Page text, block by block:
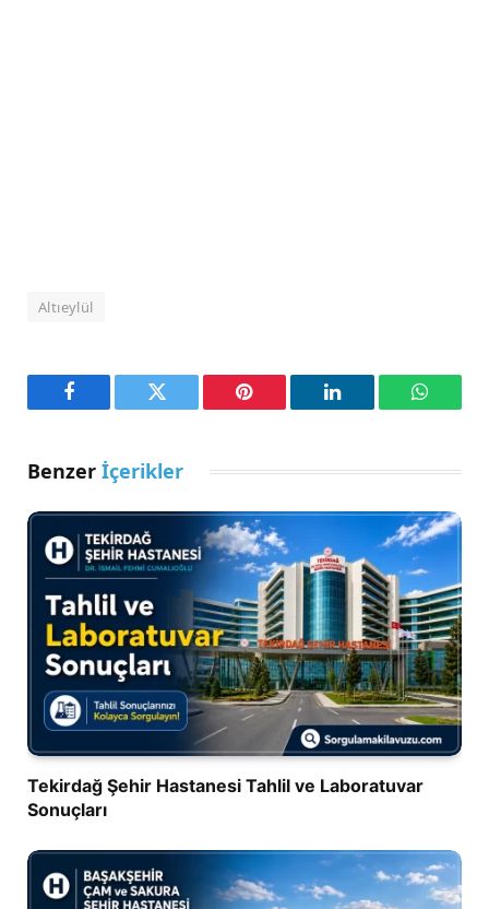
Altıeylül
Facebook Twitter Pinterest LinkedIn
Benzer İçerikler
Tekirdağ Şehir Hastanesi Tahlil ve Laboratuvar
Sonuçları